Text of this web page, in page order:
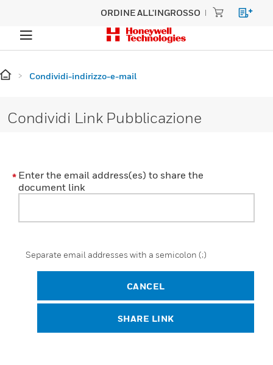
ORDINE ALL'INGROSSO
Condividi-indirizzo-e-mail
Condividi Link Pubblicazione
Enter the email address(es) to share the
document link
Separate email addresses with a semicolon (;)
CANCEL
SHARE LINK